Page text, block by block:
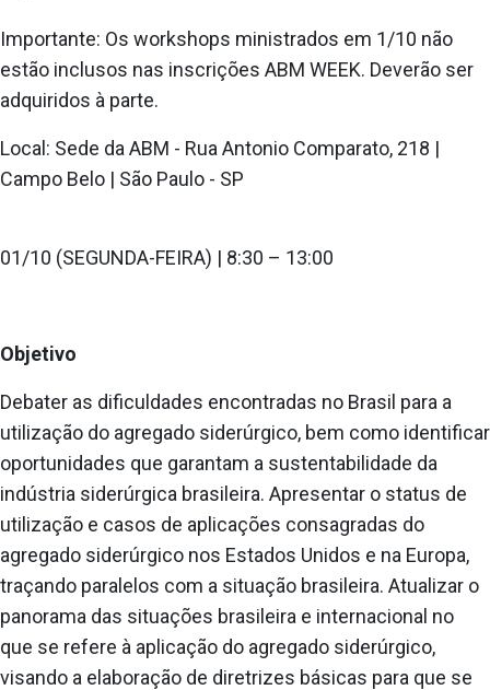
Importante: Os workshops ministrados em 1/10 não
estão inclusos nas inscrições ABM WEEK. Deverão ser
adquiridos à parte.
Local: Sede da ABM - Rua Antonio Comparato, 218 |
Campo Belo | São Paulo - SP
01/10 (SEGUNDA-FEIRA) | 8:30 – 13:00
Objetivo
Debater as dificuldades encontradas no Brasil para a
utilização do agregado siderúrgico, bem como identificar
oportunidades que garantam a sustentabilidade da
indústria siderúrgica brasileira. Apresentar o status de
utilização e casos de aplicações consagradas do
agregado siderúrgico nos Estados Unidos e na Europa,
traçando paralelos com a situação brasileira. Atualizar o
panorama das situações brasileira e internacional no
que se refere à aplicação do agregado siderúrgico,
visando a elaboração de diretrizes básicas para que se